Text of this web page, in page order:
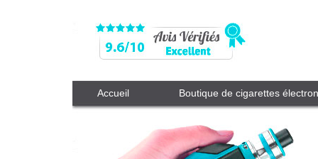
Accueil Boutique de cigarettes